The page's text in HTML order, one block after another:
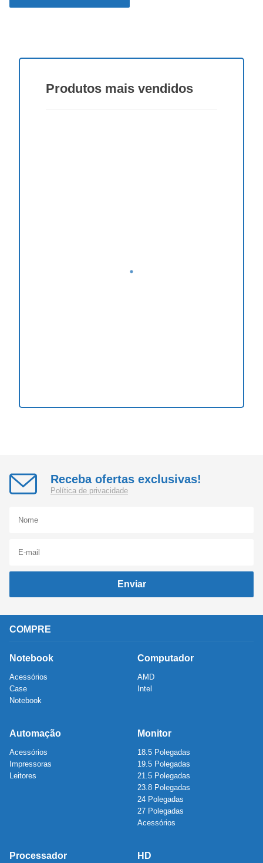
Produtos mais vendidos
Receba ofertas exclusivas!
Política de privacidade
Enviar
COMPRE
Notebook
Acessórios
Case
Notebook
Computador
AMD
Intel
Automação
Acessórios
Impressoras
Leitores
Monitor
18.5 Polegadas
19.5 Polegadas
21.5 Polegadas
23.8 Polegadas
24 Polegadas
27 Polegadas
Acessórios
Processador HD